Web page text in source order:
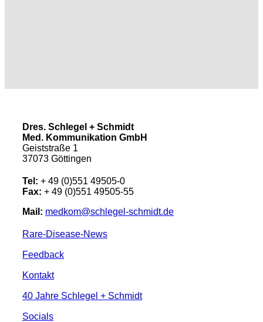
Dres. Schlegel + Schmidt
Med. Kommunikation GmbH
Geiststraße 1
37073 Göttingen
Tel: + 49 (0)551 49505-0
Fax: + 49 (0)551 49505-55
Mail: medkom@schlegel-schmidt.de
Rare-Disease-News
Feedback
Kontakt
40 Jahre Schlegel + Schmidt
Socials